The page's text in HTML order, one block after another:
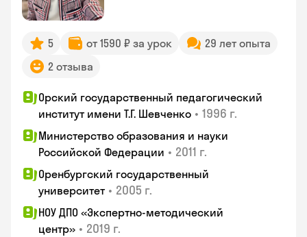
5 от 1590 ₽ за урок
29 лет опыта
2 отзыва
Орский государственный педагогический
институт имени Т.Г. Шевченко • 1996 г.
Министерство образования и науки
Российской Федерации • 2011 г.
Оренбургский государственный
университет • 2005 г.
НОУ ДПО «Экспертно-методический
центр» • 2019 г.